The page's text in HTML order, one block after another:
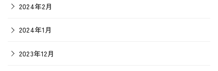
2024年2月
2024年1月
2023年12月